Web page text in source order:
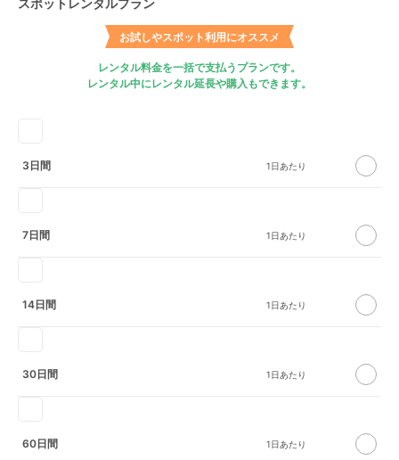
スポットレンタルプラン
お試しやスポット利用にオススメ
レンタル料金を一括で支払うプランです。
レンタル中にレンタル延長や購入もできます。
3日間
7日間
14日間
30日間
60日間